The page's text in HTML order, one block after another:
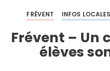
FRÉVENT INFOS LOCALES
Frévent – Un
élèves